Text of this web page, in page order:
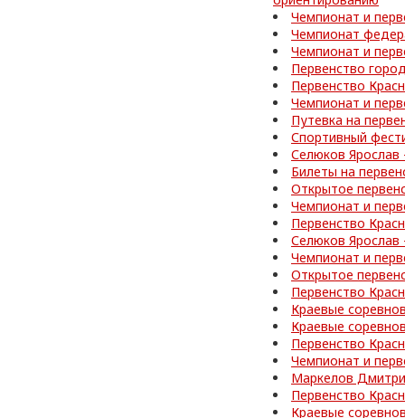
Чемпионат и
Чемпионат
Чемпионат и
Первенство
Первенство
Чемпионат и
Путевка на
Спортивный
Селюков Ярослав
Билеты на
Открытое
Чемпионат и
Первенство
Селюков Ярослав
Чемпионат и
Открытое
Первенство
Краевые
Краевые
Первенство
Чемпионат и
Маркелов
Первенство
Краевые